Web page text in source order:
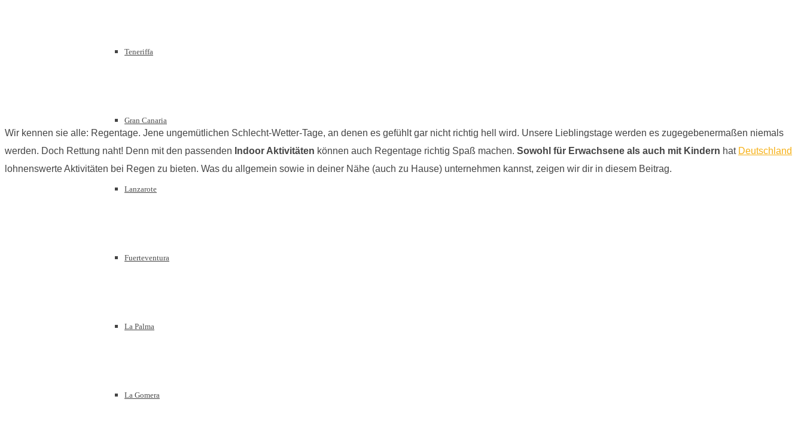
Teneriffa
Gran Canaria
Lanzarote
Fuerteventura
La Palma
La Gomera
Wir kennen sie alle: Regentage. Jene ungemütlichen Schlecht-Wetter-Tage, an denen es gefühlt gar nicht richtig hell wird. Unsere Lieblingstage werden es zugegebenermaßen niemals
werden. Doch Rettung naht! Denn mit den passenden Indoor Aktivitäten können auch Regentage richtig Spaß machen. Sowohl für Erwachsene als auch mit Kindern hat Deutschland
lohnenswerte Aktivitäten bei Regen zu bieten. Was du allgemein sowie in deiner Nähe (auch zu Hause) unternehmen kannst, zeigen wir dir in diesem Beitrag.